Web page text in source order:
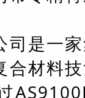
司是一
合材料